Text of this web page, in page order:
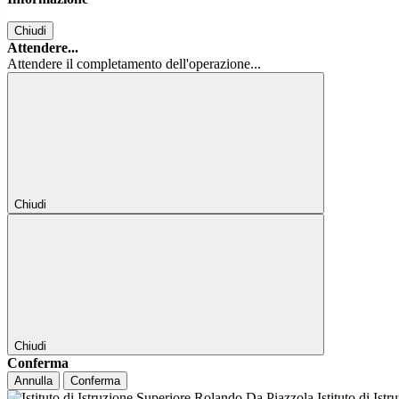
Chiudi
Attendere...
Attendere il completamento dell'operazione...
Chiudi
Chiudi
Conferma
Annulla Conferma